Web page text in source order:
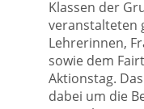
Klassen der
veranstalteten
Lehrerinnen,
sowie dem
Aktionstag.
dabei um die